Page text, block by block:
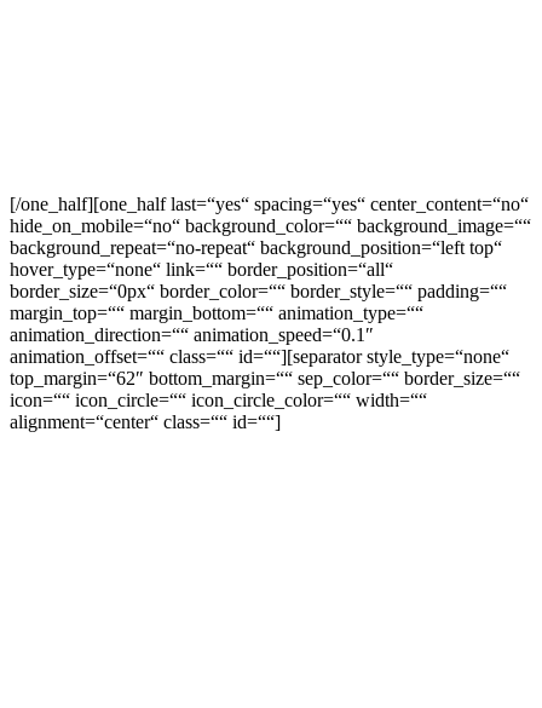
[/one_half][one_half last=“yes“ spacing=“yes“ center_content=“no“
hide_on_mobile=“no“ background_color=““ background_image=““
background_repeat=“no-repeat“ background_position=“left top“
hover_type=“none“ link=““ border_position=“all“
border_size=“0px“ border_color=““ border_style=““ padding=““
margin_top=““ margin_bottom=““ animation_type=““
animation_direction=““ animation_speed=“0.1″
animation_offset=““ class=““ id=““][separator style_type=“none“
top_margin=“62″ bottom_margin=““ sep_color=““ border_size=““
icon=““ icon_circle=““ icon_circle_color=““ width=““
alignment=“center“ class=““ id=““]